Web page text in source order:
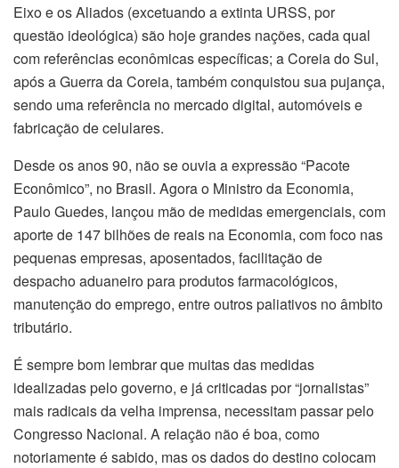
Eixo e os Aliados (excetuando a extinta URSS, por
questão ideológica) são hoje grandes nações, cada qual
com referências econômicas específicas; a Coreia do Sul,
após a Guerra da Coreia, também conquistou sua pujança,
sendo uma referência no mercado digital, automóveis e
fabricação de celulares.
Desde os anos 90, não se ouvia a expressão “Pacote
Econômico”, no Brasil. Agora o Ministro da Economia,
Paulo Guedes, lançou mão de medidas emergenciais, com
aporte de 147 bilhões de reais na Economia, com foco nas
pequenas empresas, aposentados, facilitação de
despacho aduaneiro para produtos farmacológicos,
manutenção do emprego, entre outros paliativos no âmbito
tributário.
É sempre bom lembrar que muitas das medidas
idealizadas pelo governo, e já criticadas por “jornalistas”
mais radicais da velha imprensa, necessitam passar pelo
Congresso Nacional. A relação não é boa, como
notoriamente é sabido, mas os dados do destino colocam